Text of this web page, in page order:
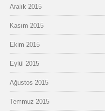
Aralık 2015
Kasım 2015
Ekim 2015
Eylül 2015
Ağustos 2015
Temmuz 2015